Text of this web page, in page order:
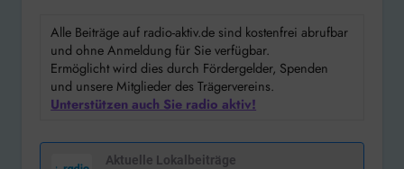
Alle Beiträge auf radio-aktiv.de sind kostenfrei abrufbar
und ohne Anmeldung für Sie verfügbar.
Ermöglicht wird dies durch Fördergelder, Spenden
und unsere Mitglieder des Trägervereins.
Unterstützen auch Sie radio aktiv!
Aktuelle Lokalbeiträge